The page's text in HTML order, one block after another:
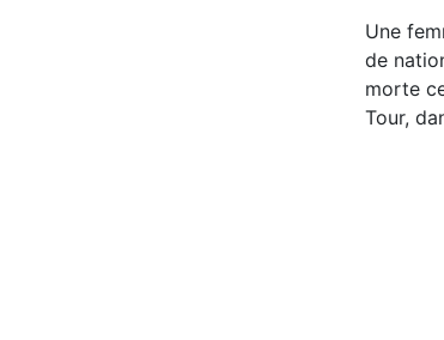
Une
de
morte
Tour,